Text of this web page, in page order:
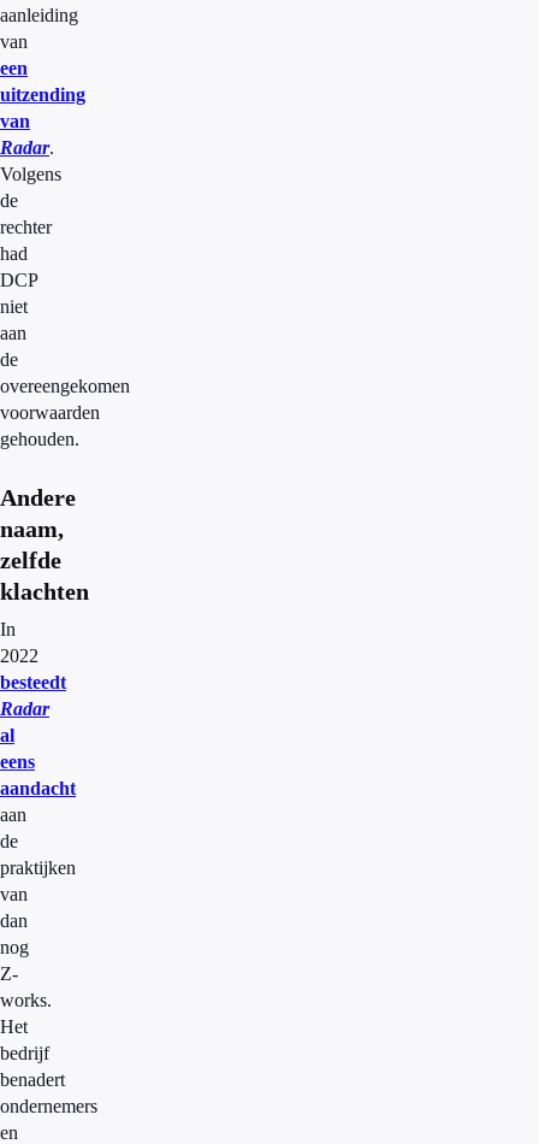
aanleiding
van
een
uitzending
van
Radar.
Volgens
de
rechter
had
DCP
niet
aan
de
overeengekomen
voorwaarden
gehouden.
Andere
naam,
zelfde
klachten
In
2022
besteedt
Radar
al
eens
aandacht
aan
de
praktijken
van
dan
nog
Z-
works.
Het
bedrijf
benadert
ondernemers
en